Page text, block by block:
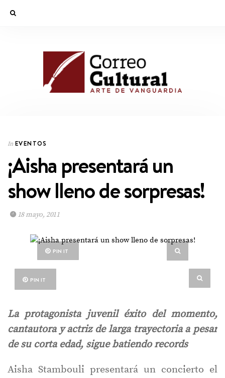
In EVENTOS
¡Aisha presentará un
show lleno de sorpresas!
18 mayo, 2011
PIN IT
PIN IT
La protagonista juvenil éxito del momento,
cantautora y actriz de larga trayectoria a pesar
de su corta edad, sigue batiendo records
Aisha Stambouli presentará un concierto el